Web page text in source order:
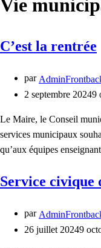
Vie
C’est la rentrée
par
2 septembre 20249
Le Maire, le Conseil
services municipaux
qu’aux équipes
Service civique
par
26 juillet 20249